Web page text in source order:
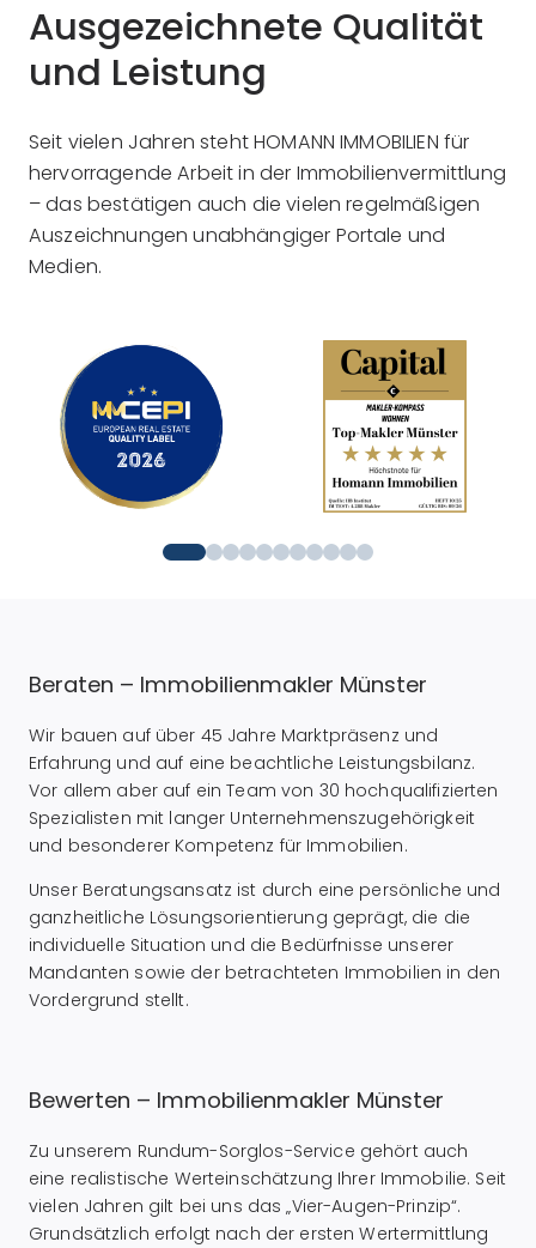
Ausgezeichnete Qualität
und Leistung
Seit vielen Jahren steht HOMANN IMMOBILIEN für
hervorragende Arbeit in der Immobilienvermittlung
– das bestätigen auch die vielen regelmäßigen
Auszeichnungen unabhängiger Portale und
Medien.
Beraten – Immobilienmakler Münster
Wir bauen auf über 45 Jahre Marktpräsenz und
Erfahrung und auf eine beachtliche Leistungsbilanz.
Vor allem aber auf ein Team von 30 hochqualifizierten
Spezialisten mit langer Unternehmenszugehörigkeit
und besonderer Kompetenz für Immobilien.
Unser Beratungsansatz ist durch eine persönliche und
ganzheitliche Lösungsorientierung geprägt, die die
individuelle Situation und die Bedürfnisse unserer
Mandanten sowie der betrachteten Immobilien in den
Vordergrund stellt.
Bewerten – Immobilienmakler Münster
Zu unserem Rundum-Sorglos-Service gehört auch
eine realistische Werteinschätzung Ihrer Immobilie. Seit
vielen Jahren gilt bei uns das „Vier-Augen-Prinzip“.
Grundsätzlich erfolgt nach der ersten Wertermittlung